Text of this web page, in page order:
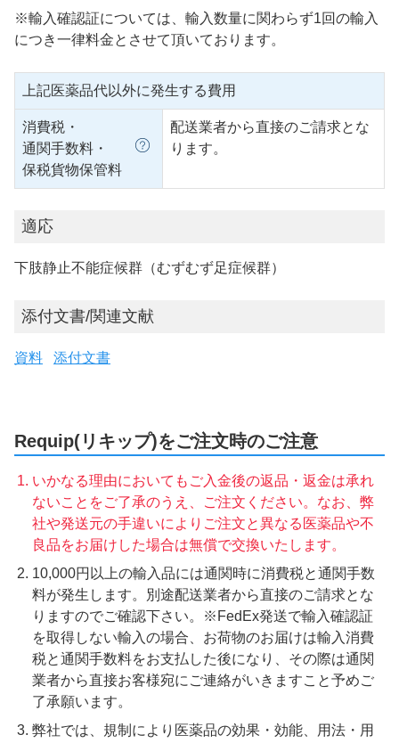
※輸入確認証については、輸入数量に関わらず1回の輸入
につき一律料金とさせて頂いております。
上記医薬品代以外に発生する費用
消費税・
通関手数料・
保税貨物保管料
配送業者から直接のご請求とな
ります。
適応
下肢静止不能症候群（むずむず足症候群）
添付文書/関連文献
資料 添付文書
Requip(リキップ)をご注文時のご注意
いかなる理由においてもご入金後の返品・返金は承れ
ないことをご了承のうえ、ご注文ください。なお、弊
社や発送元の手違いによりご注文と異なる医薬品や不
良品をお届けした場合は無償で交換いたします。
10,000円以上の輸入品には通関時に消費税と通関手数
料が発生します。別途配送業者から直接のご請求とな
りますのでご確認下さい。※FedEx発送で輸入確認証
を取得しない輸入の場合、お荷物のお届けは輸入消費
税と通関手数料をお支払した後になり、その際は通関
業者から直接お客様宛にご連絡がいきますこと予めご
了承願います。
弊社では、規制により医薬品の効果・効能、用法・用